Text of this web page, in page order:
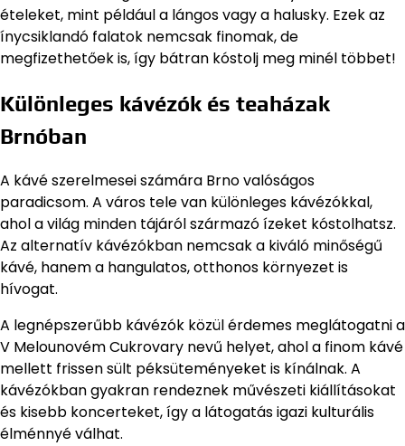
ételeket, mint például a lángos vagy a halusky. Ezek az
ínycsiklandó falatok nemcsak finomak, de
megfizethetőek is, így bátran kóstolj meg minél többet!
Különleges kávézók és teaházak
Brnóban
A kávé szerelmesei számára Brno valóságos
paradicsom. A város tele van különleges kávézókkal,
ahol a világ minden tájáról származó ízeket kóstolhatsz.
Az alternatív kávézókban nemcsak a kiváló minőségű
kávé, hanem a hangulatos, otthonos környezet is
hívogat.
A legnépszerűbb kávézók közül érdemes meglátogatni a
V Melounovém Cukrovary nevű helyet, ahol a finom kávé
mellett frissen sült péksüteményeket is kínálnak. A
kávézókban gyakran rendeznek művészeti kiállításokat
és kisebb koncerteket, így a látogatás igazi kulturális
élménnyé válhat.